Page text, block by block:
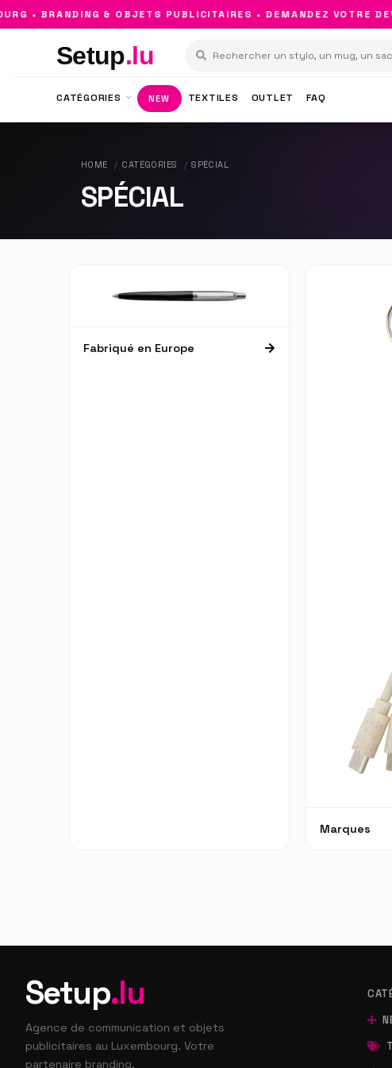
• BRANDING & OBJETS PUBLICITAIRES • DEMANDEZ VOTRE
Setup.lu
CATÉGORIES NEW TEXTILES OUTLET FAQ
HOME CATÉGORIES SPÉCIAL
SPÉCIAL
Fabriqué en Europe
Marques
Setup.lu
Agence de communication et objets
publicitaires au Luxembourg. Votre
partenaire branding.